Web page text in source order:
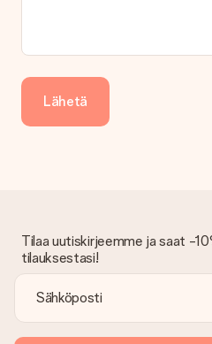
Saapunut lahja
Entä jos lahja ei ole täysin
Olemme syvästi pahoillamme,
Tämä tarkoittaa sitä, että lahja
vastaanottajalle, mikä tekee siitä
Lähetä
Tilaa uutiskirjeemme ja saat -
tilauksestasi!